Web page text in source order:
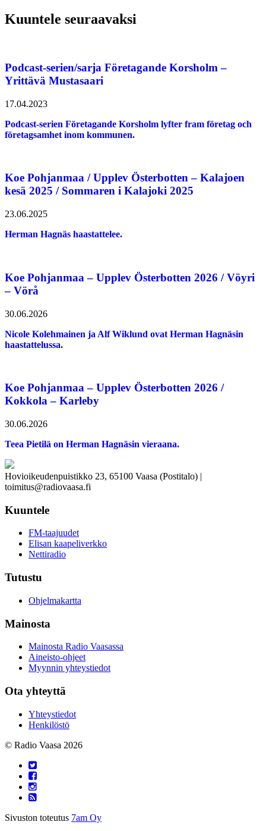
Kuuntele seuraavaksi
Podcast-serien/sarja Företagande Korsholm –
Yrittävä Mustasaari
17.04.2023
Podcast-serien Företagande Korsholm lyfter fram företag och
företagsamhet inom kommunen.
Koe Pohjanmaa / Upplev Österbotten – Kalajoen
kesä 2025 / Sommaren i Kalajoki 2025
23.06.2025
Herman Hagnäs haastattelee.
Koe Pohjanmaa – Upplev Österbotten 2026 / Vöyri
– Vörå
30.06.2026
Nicole Kolehmainen ja Alf Wiklund ovat Herman Hagnäsin
haastattelussa.
Koe Pohjanmaa – Upplev Österbotten 2026 /
Kokkola – Karleby
30.06.2026
Teea Pietilä on Herman Hagnäsin vieraana.
Hovioikeudenpuistikko 23, 65100 Vaasa (Postitalo) |
toimitus@radiovaasa.fi
Kuuntele
FM-taajuudet
Elisan kaapeliverkko
Nettiradio
Tutustu
Ohjelmakartta
Mainosta
Mainosta Radio Vaasassa
Aineisto-ohjeet
Myynnin yhteystiedot
Ota yhteyttä
Yhteystiedot
Henkilöstö
© Radio Vaasa 2026
Sivuston toteutus 7am Oy